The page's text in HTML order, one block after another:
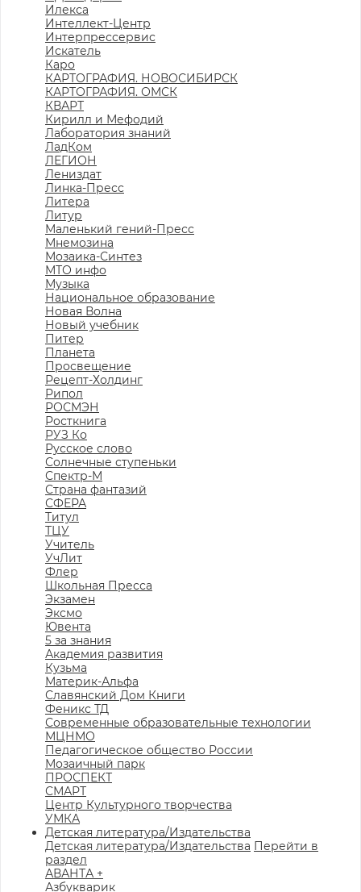
Илекса
Интеллект-Центр
Интерпрессервис
Искатель
Каро
КАРТОГРАФИЯ. НОВОСИБИРСК
КАРТОГРАФИЯ. ОМСК
КВАРТ
Кирилл и Мефодий
Лаборатория знаний
ЛадКом
ЛЕГИОН
Лениздат
Линка-Пресс
Литера
Литур
Маленький гений-Пресс
Мнемозина
Мозаика-Синтез
МТО инфо
Музыка
Национальное образование
Новая Волна
Новый учебник
Питер
Планета
Просвещение
Рецепт-Холдинг
Рипол
РОСМЭН
Росткнига
РУЗ Ко
Русское слово
Солнечные ступеньки
Спектр-М
Страна фантазий
СФЕРА
Титул
ТЦУ
Учитель
УчЛит
Флер
Школьная Пресса
Экзамен
Эксмо
Ювента
5 за знания
Академия развития
Кузьма
Материк-Альфа
Славянский Дом Книги
Феникс ТД
Современные образовательные технологии
МЦНМО
Педагогическое общество России
Мозаичный парк
ПРОСПЕКТ
СМАРТ
Центр Культурного творчества
УМКА
Детская литература/Издательства
Детская литература/Издательства Перейти в
раздел
АВАНТА +
Азбукварик